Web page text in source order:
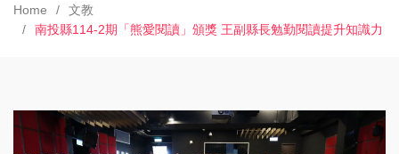
Home
文教
南投縣114-2期「熊愛閱讀」頒獎 王副縣長勉勤閱讀提升知識力